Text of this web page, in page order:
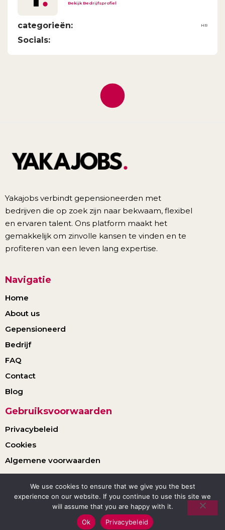
Bekijk Bedrijfsprofiel
categorieën: HR
Socials:
Yakajobs verbindt gepensioneerden met
bedrijven die op zoek zijn naar bekwaam, flexibel
en ervaren talent. Ons platform maakt het
gemakkelijk om zinvolle kansen te vinden en te
profiteren van een leven lang expertise.
Navigatie
Home
About us
Gepensioneerd
Bedrijf
FAQ
Contact
Blog
Gebruiksvoorwaarden
Privacybeleid
Cookies
Algemene voorwaarden
© 2025 Yakajobs. Alle rechten voorbehouden.
Nederlands
We use cookies to ensure that we give you the best
experience on our website. If you continue to use this site we
will assume that you are happy with it.
Ok
Privacybeleid